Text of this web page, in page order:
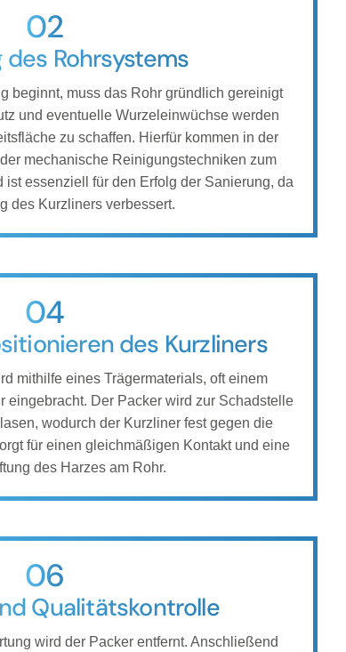
02
des Rohrsystems
beginnt, muss das Rohr gründlich gereinigt
und eventuelle Wurzeleinwüchse werden
zu schaffen. Hierfür kommen in der
mechanische Reinigungstechniken zum
essenziell für den Erfolg der Sanierung, da
des Kurzliners verbessert.
04
des Kurzliners
mithilfe eines Trägermaterials, oft einem
eingebracht. Der Packer wird zur Schadstelle
wodurch der Kurzliner fest gegen die
für einen gleichmäßigen Kontakt und eine
des Harzes am Rohr.
06
Qualitätskontrolle
wird der Packer entfernt. Anschließend